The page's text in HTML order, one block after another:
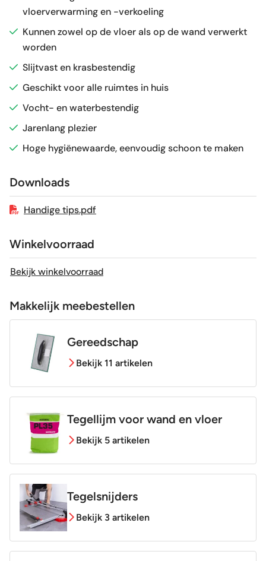
Glans / Mat
Gerectificeerd
Vorstbestendig
Sortering
Craquelé Nee
Geschikt voor vloerverwarming
vloerverwarming en -verkoeling
Kunnen zowel op de vloer als op de wand verwerkt
worden
Slijtvast en krasbestendig
Geschikt voor alle ruimtes in huis
Vocht- en waterbestendig
Jarenlang plezier
Hoge hygiënewaarde, eenvoudig schoon te maken
Downloads
Handige tips.pdf
Winkelvoorraad
Bekijk winkelvoorraad
Makkelijk meebestellen
Gereedschap
Bekijk 11 artikelen
Tegellijm voor wand en vloer
Bekijk 5 artikelen
Tegelsnijders
Bekijk 3 artikelen